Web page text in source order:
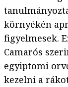
környékén
figyelmesek.
Camarós
egyiptomi
kezelni a